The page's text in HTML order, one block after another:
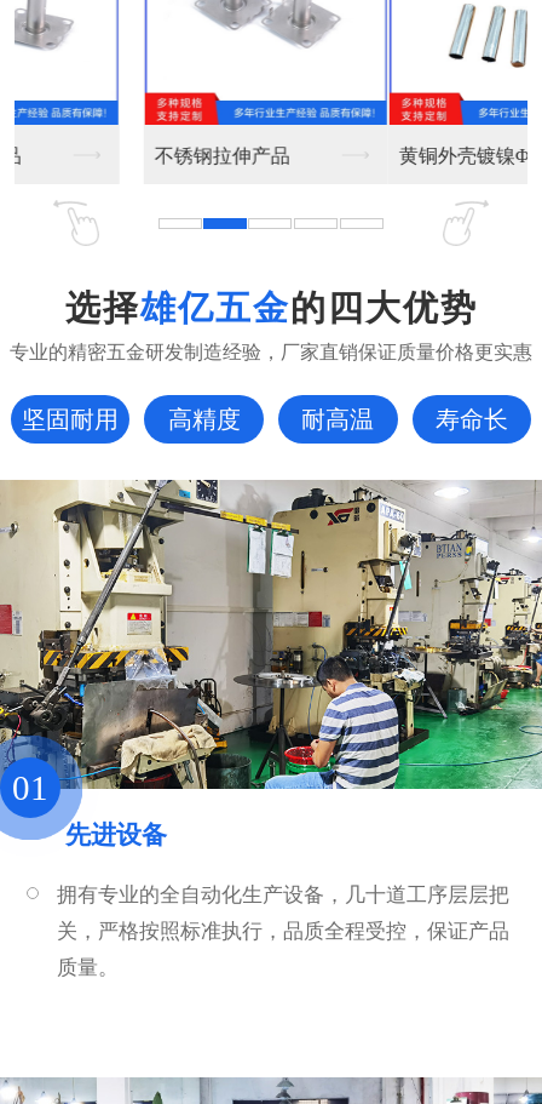
黄铜外壳镀镍Φ6*2... 镀镍黄铜外壳收口Φ5...
选择雄亿五金的四大优势
专业的精密五金研发制造经验，厂家直销保证质量价格更实惠
坚固耐用 高精度 耐高温 寿命长
01
先进设备
拥有专业的全自动化生产设备，几十道工序层层把
关，严格按照标准执行，品质全程受控，保证产品
质量。